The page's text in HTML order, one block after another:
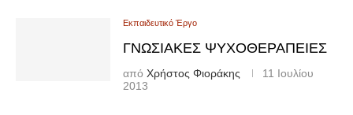
Εκπαιδευτικό Έργο
ΓΝΩΣΙΑΚΈΣ ΨΥΧΟΘΕΡΑΠΕΊΕΣ
από Χρήστος Φιοράκης
11 Ιουλίου
2013